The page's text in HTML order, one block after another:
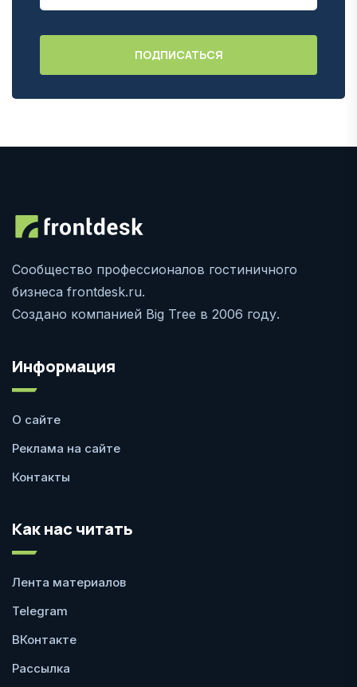
Сообщество профессионалов гостиничного
бизнеса frontdesk.ru.
Создано компанией Big Tree в 2006 году.
Информация
О сайте
Реклама на сайте
Контакты
Как нас читать
Лента материалов
Telegram
ВКонтакте
Рассылка